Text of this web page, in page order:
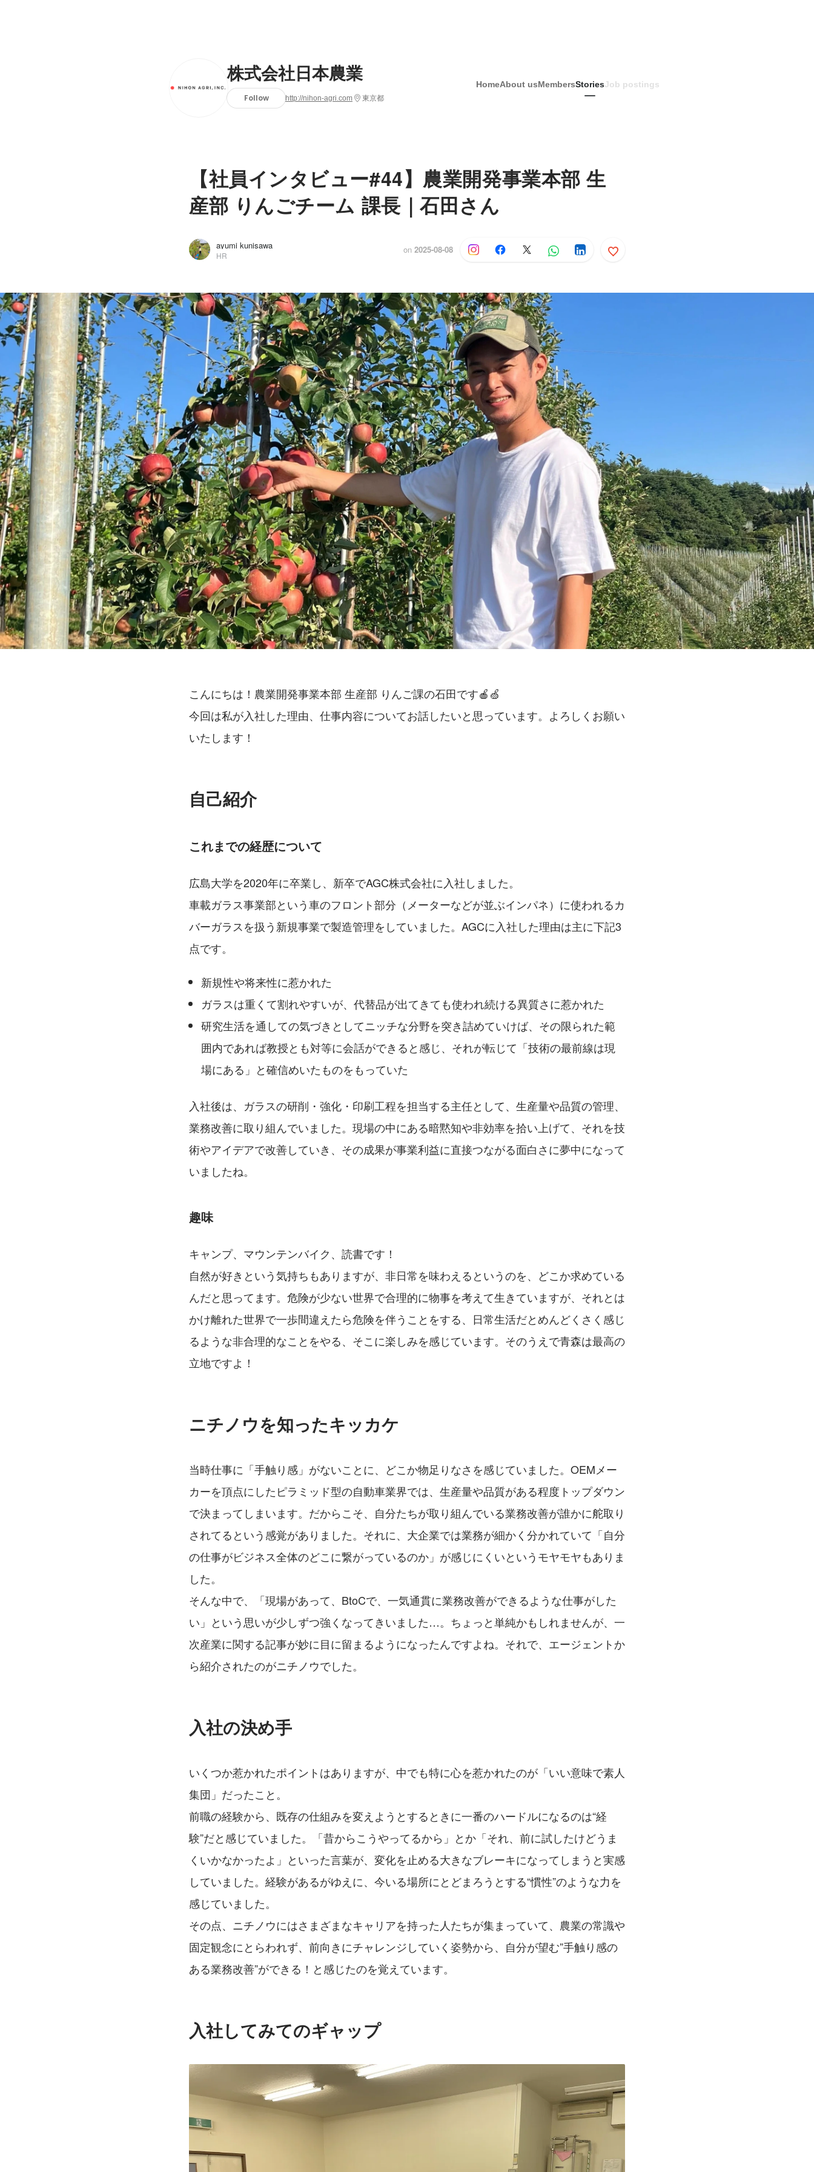
株式会社日本農業
Follow http://nihon-agri.com 東京都
HomeAbout usMembersStoriesJob postings
【社員インタビュー#44】農業開発事業本部 生
産部 りんごチーム 課長｜石田さん
ayumi kunisawa
HR
on 2025-08-08
こんにちは！農業開発事業本部 生産部 りんご課の石田です🍎🍏
今回は私が入社した理由、仕事内容についてお話したいと思っています。よろしくお願い
いたします！
自己紹介
これまでの経歴について
広島大学を2020年に卒業し、新卒でAGC株式会社に入社しました。
車載ガラス事業部という車のフロント部分（メーターなどが並ぶインパネ）に使われるカ
バーガラスを扱う新規事業で製造管理をしていました。AGCに入社した理由は主に下記3
点です。
新規性や将来性に惹かれた
ガラスは重くて割れやすいが、代替品が出てきても使われ続ける異質さに惹かれた
研究生活を通しての気づきとしてニッチな分野を突き詰めていけば、その限られた範
囲内であれば教授とも対等に会話ができると感じ、それが転じて「技術の最前線は現
場にある」と確信めいたものをもっていた
入社後は、ガラスの研削・強化・印刷工程を担当する主任として、生産量や品質の管理、
業務改善に取り組んでいました。現場の中にある暗黙知や非効率を拾い上げて、それを技
術やアイデアで改善していき、その成果が事業利益に直接つながる面白さに夢中になって
いましたね。
趣味
キャンプ、マウンテンバイク、読書です！
自然が好きという気持ちもありますが、非日常を味わえるというのを、どこか求めている
んだと思ってます。危険が少ない世界で合理的に物事を考えて生きていますが、それとは
かけ離れた世界で一歩間違えたら危険を伴うことをする、日常生活だとめんどくさく感じ
るような非合理的なことをやる、そこに楽しみを感じています。そのうえで青森は最高の
立地ですよ！
ニチノウを知ったキッカケ
当時仕事に「手触り感」がないことに、どこか物足りなさを感じていました。OEMメー
カーを頂点にしたピラミッド型の自動車業界では、生産量や品質がある程度トップダウン
で決まってしまいます。だからこそ、自分たちが取り組んでいる業務改善が誰かに舵取り
されてるという感覚がありました。それに、大企業では業務が細かく分かれていて「自分
の仕事がビジネス全体のどこに繋がっているのか」が感じにくいというモヤモヤもありま
した。
そんな中で、「現場があって、BtoCで、一気通貫に業務改善ができるような仕事がした
い」という思いが少しずつ強くなってきいました…。ちょっと単純かもしれませんが、一
次産業に関する記事が妙に目に留まるようになったんですよね。それで、エージェントか
ら紹介されたのがニチノウでした。
入社の決め手
いくつか惹かれたポイントはありますが、中でも特に心を惹かれたのが「いい意味で素人
集団」だったこと。
前職の経験から、既存の仕組みを変えようとするときに一番のハードルになるのは“経
験”だと感じていました。「昔からこうやってるから」とか「それ、前に試したけどうま
くいかなかったよ」といった言葉が、変化を止める大きなブレーキになってしまうと実感
していました。経験があるがゆえに、今いる場所にとどまろうとする“慣性”のような力を
感じていました。
その点、ニチノウにはさまざまなキャリアを持った人たちが集まっていて、農業の常識や
固定観念にとらわれず、前向きにチャレンジしていく姿勢から、自分が望む”手触り感の
ある業務改善”ができる！と感じたのを覚えています。
入社してみてのギャップ
ayumi kunisawa
株式会社日本農業 / HR